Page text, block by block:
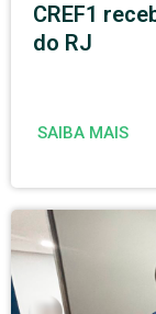
CREF1
do RJ
SAIBA MAIS